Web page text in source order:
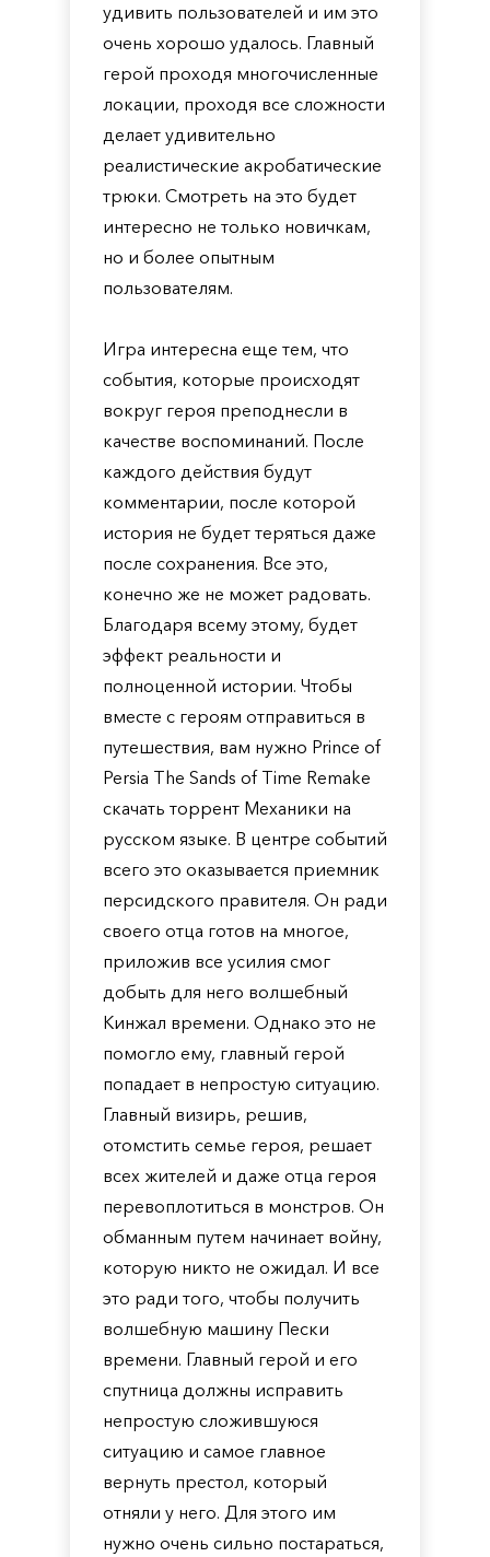
удивить пользователей и им это
очень хорошо удалось. Главный
герой проходя многочисленные
локации, проходя все сложности
делает удивительно
реалистические акробатические
трюки. Смотреть на это будет
интересно не только новичкам,
но и более опытным
пользователям.
Игра интересна еще тем, что
события, которые происходят
вокруг героя преподнесли в
качестве воспоминаний. После
каждого действия будут
комментарии, после которой
история не будет теряться даже
после сохранения. Все это,
конечно же не может радовать.
Благодаря всему этому, будет
эффект реальности и
полноценной истории. Чтобы
вместе с героям отправиться в
путешествия, вам нужно Prince of
Persia The Sands of Time Remake
скачать торрент Механики на
русском языке. В центре событий
всего это оказывается приемник
персидского правителя. Он ради
своего отца готов на многое,
приложив все усилия смог
добыть для него волшебный
Кинжал времени. Однако это не
помогло ему, главный герой
попадает в непростую ситуацию.
Главный визирь, решив,
отомстить семье героя, решает
всех жителей и даже отца героя
перевоплотиться в монстров. Он
обманным путем начинает войну,
которую никто не ожидал. И все
это ради того, чтобы получить
волшебную машину Пески
времени. Главный герой и его
спутница должны исправить
непростую сложившуюся
ситуацию и самое главное
вернуть престол, который
отняли у него. Для этого им
нужно очень сильно постараться,